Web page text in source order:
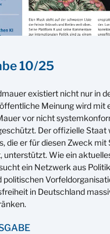
10/25
existiert nicht nur in
Meinung wird mit
vor nicht
Der offizielle Staat
die er für diesen Zweck mit
unterstützt. Wie ein
ein Netzwerk aus
politischen
in Deutschland